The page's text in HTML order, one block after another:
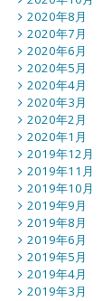
2020年8月
2020年7月
2020年6月
2020年5月
2020年4月
2020年3月
2020年2月
2020年1月
2019年12月
2019年11月
2019年10月
2019年9月
2019年8月
2019年6月
2019年5月
2019年4月
2019年3月